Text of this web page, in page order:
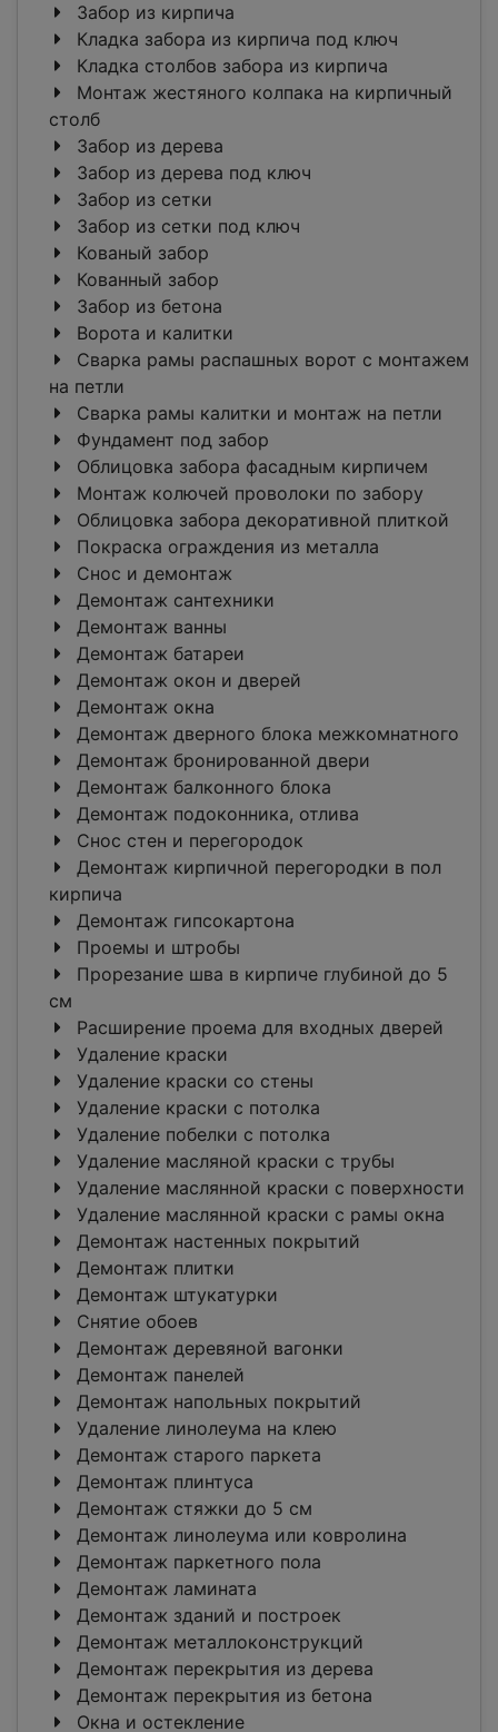
Забор из кирпича
Кладка забора из кирпича под ключ
Кладка столбов забора из кирпича
Монтаж жестяного колпака на кирпичный
столб
Забор из дерева
Забор из дерева под ключ
Забор из сетки
Забор из сетки под ключ
Кованый забор
Кованный забор
Забор из бетона
Ворота и калитки
Сварка рамы распашных ворот с монтажем
на петли
Сварка рамы калитки и монтаж на петли
Фундамент под забор
Облицовка забора фасадным кирпичем
Монтаж колючей проволоки по забору
Облицовка забора декоративной плиткой
Покраска ограждения из металла
Снос и демонтаж
Демонтаж сантехники
Демонтаж ванны
Демонтаж батареи
Демонтаж окон и дверей
Демонтаж окна
Демонтаж дверного блока межкомнатного
Демонтаж бронированной двери
Демонтаж балконного блока
Демонтаж подоконника, отлива
Снос стен и перегородок
Демонтаж кирпичной перегородки в пол
кирпича
Демонтаж гипсокартона
Проемы и штробы
Прорезание шва в кирпиче глубиной до 5
см
Расширение проема для входных дверей
Удаление краски
Удаление краски со стены
Удаление краски с потолка
Удаление побелки с потолка
Удаление масляной краски с трубы
Удаление маслянной краски с поверхности
Удаление маслянной краски с рамы окна
Демонтаж настенных покрытий
Демонтаж плитки
Демонтаж штукатурки
Снятие обоев
Демонтаж деревяной вагонки
Демонтаж панелей
Демонтаж напольных покрытий
Удаление линолеума на клею
Демонтаж старого паркета
Демонтаж плинтуса
Демонтаж стяжки до 5 см
Демонтаж линолеума или ковролина
Демонтаж паркетного пола
Демонтаж ламината
Демонтаж зданий и построек
Демонтаж металлоконструкций
Демонтаж перекрытия из дерева
Демонтаж перекрытия из бетона
Окна и остекление